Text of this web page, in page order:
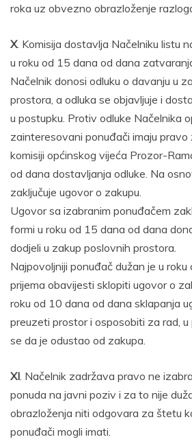
roka uz obvezno obrazloženje
X. Komisija dostavlja Načelniku listu
u roku od 15 dana od dana
Načelnik donosi odluku o davanju u
prostora, a odluka se objavljuje i
u postupku. Protiv odluke Načelnika
zainteresovani ponuđači imaju pravo
komisiji općinskog vijeća Prozor-
od dana dostavljanja odluke. Na
zaključuje ugovor o zakupu.
Ugovor sa izabranim ponuđačem
formi u roku od 15 dana od dana
dodjeli u zakup poslovnih prostora.
Najpovoljniji ponuđač dužan je u
prijema obavijesti sklopiti ugovor o
roku od 10 dana od dana sklapanja
preuzeti prostor i osposobiti za rad,
se da je odustao od zakupa.
XI . Načelnik zadržava pravo ne
ponuda na javni poziv i za to nije
obrazloženja niti odgovara za štetu
ponuđači mogli imati.